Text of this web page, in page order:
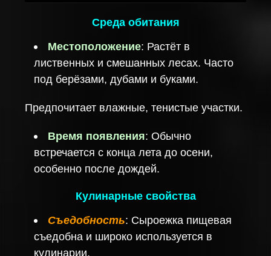
Среда обитания
Местоположение: Растёт в
лиственных и смешанных лесах. Часто
под берёзами, дубами и буками.
Предпочитает влажные, тенистые участки.
Время появления: Обычно
встречается с конца лета до осени,
особенно после дождей.
Кулинарные свойства
Съедобность: Сыроежка пищевая
съедобна и широко используется в
кулинарии.